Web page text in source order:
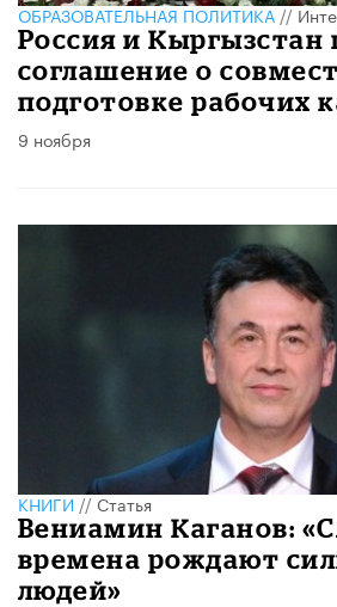
ОБРАЗОВАТЕЛЬНАЯ ПОЛИТИКА//
Россия и Кыргызстан
соглашение о
подготовке рабочих
9 ноября
КНИГИ//Статья
Вениамин Каганов:
времена рождают
людей»